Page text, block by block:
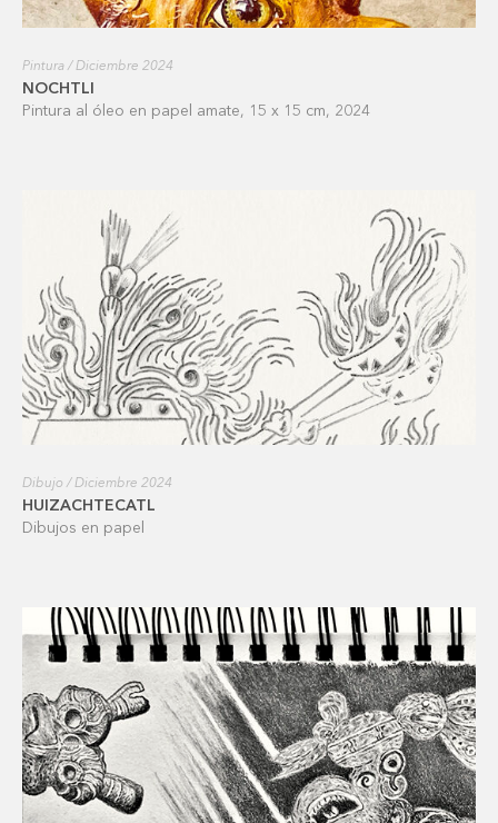
Pintura / Diciembre 2024
NOCHTLI
Pintura al óleo en papel amate, 15 x 15 cm, 2024
Dibujo / Diciembre 2024
HUIZACHTECATL
Dibujos en papel